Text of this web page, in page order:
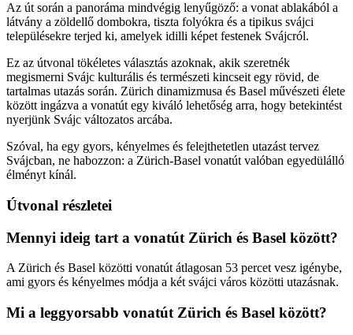
Az út során a panoráma mindvégig lenyűgöző: a vonat ablakából a
látvány a zöldellő dombokra, tiszta folyókra és a tipikus svájci
településekre terjed ki, amelyek idilli képet festenek Svájcról.
Ez az útvonal tökéletes választás azoknak, akik szeretnék
megismerni Svájc kulturális és természeti kincseit egy rövid, de
tartalmas utazás során. Zürich dinamizmusa és Basel művészeti élete
között ingázva a vonatút egy kiváló lehetőség arra, hogy betekintést
nyerjünk Svájc változatos arcába.
Szóval, ha egy gyors, kényelmes és felejthetetlen utazást tervez
Svájcban, ne habozzon: a Zürich-Basel vonatút valóban egyedülálló
élményt kínál.
Útvonal részletei
Mennyi ideig tart a vonatút Zürich és Basel között?
A Zürich és Basel közötti vonatút átlagosan 53 percet vesz igénybe,
ami gyors és kényelmes módja a két svájci város közötti utazásnak.
Mi a leggyorsabb vonatút Zürich és Basel között?